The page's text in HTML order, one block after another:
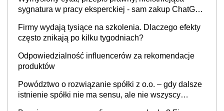
sygnatura w pracy eksperckiej - sam zakup ChatGPT
Firmy wydają tysiące na szkolenia. Dlaczego efekty
często znikają po kilku tygodniach?
Odpowiedzialność influencerów za rekomendacje
produktów
Powództwo o rozwiązanie spółki z o.o. – gdy dalsze
istnienie spółki nie ma sensu, ale nie wszyscy